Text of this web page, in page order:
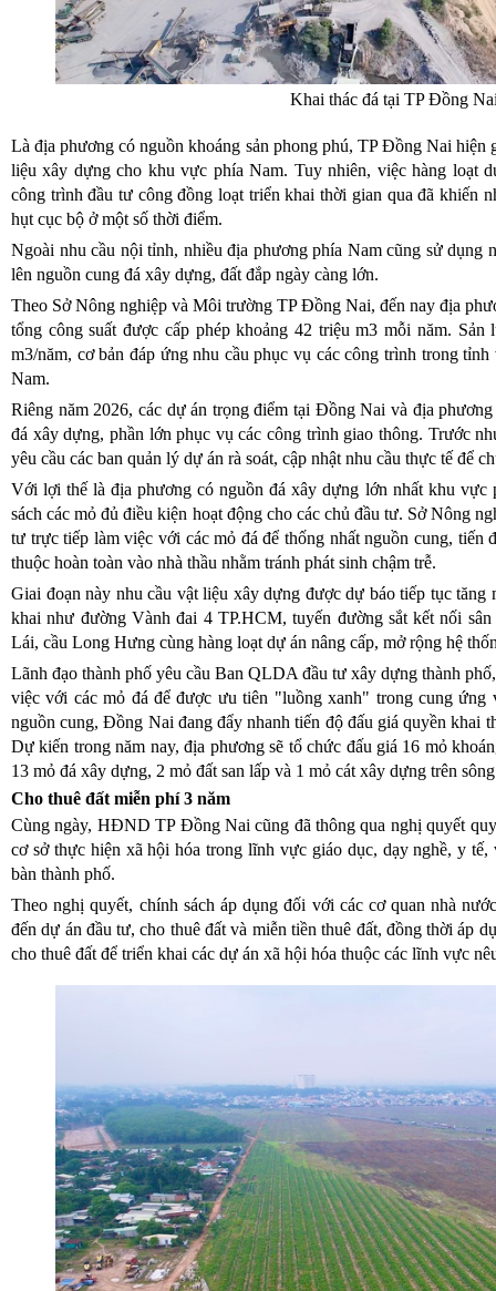
Khai thác đá tại TP Đồng
Là địa phương có nguồn khoáng sản phong phú, TP Đồng Nai
liệu xây dựng cho khu vực phía Nam. Tuy nhiên, việc hàng loạt
công trình đầu tư công đồng loạt triển khai thời gian qua đã khiến
hụt cục bộ ở một số thời điểm.
Ngoài nhu cầu nội tỉnh, nhiều địa phương phía Nam cũng sử
lên nguồn cung đá xây dựng, đất đắp ngày càng lớn.
Theo Sở Nông nghiệp và Môi trường TP Đồng Nai, đến nay địa
tổng công suất được cấp phép khoảng 42 triệu m3 mỗi năm.
m3/năm, cơ bản đáp ứng nhu cầu phục vụ các công trình trong
Nam.
Riêng năm 2026, các dự án trọng điểm tại Đồng Nai và địa
đá xây dựng, phần lớn phục vụ các công trình giao thông. Trước
yêu cầu các ban quản lý dự án rà soát, cập nhật nhu cầu thực tế để
Với lợi thế là địa phương có nguồn đá xây dựng lớn nhất khu
sách các mỏ đủ điều kiện hoạt động cho các chủ đầu tư. Sở Nông
tư trực tiếp làm việc với các mỏ đá để thống nhất nguồn cung, tiến
thuộc hoàn toàn vào nhà thầu nhằm tránh phát sinh chậm trễ.
Giai đoạn này nhu cầu vật liệu xây dựng được dự báo tiếp tục
khai như đường Vành đai 4 TP.HCM, tuyến đường sắt kết nối
Lái, cầu Long Hưng cùng hàng loạt dự án nâng cấp, mở rộng hệ
Lãnh đạo thành phố yêu cầu Ban QLDA đầu tư xây dựng thành
việc với các mỏ đá để được ưu tiên "luồng xanh" trong cung
nguồn cung, Đồng Nai đang đẩy nhanh tiến độ đấu giá quyền khai
Dự kiến trong năm nay, địa phương sẽ tổ chức đấu giá 16 mỏ
13 mỏ đá xây dựng, 2 mỏ đất san lấp và 1 mỏ cát xây dựng trên
Cho thuê đất miễn phí 3 năm
Cùng ngày, HĐND TP Đồng Nai cũng đã thông qua nghị quyết
cơ sở thực hiện xã hội hóa trong lĩnh vực giáo dục, dạy nghề, y
bàn thành phố.
Theo nghị quyết, chính sách áp dụng đối với các cơ quan nhà
đến dự án đầu tư, cho thuê đất và miễn tiền thuê đất, đồng thời áp
cho thuê đất để triển khai các dự án xã hội hóa thuộc các lĩnh vực